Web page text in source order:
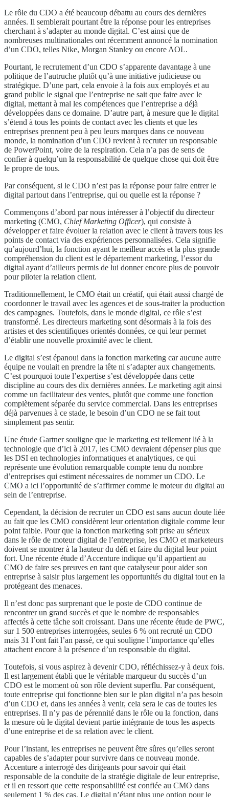
Le rôle du CDO a été beaucoup débattu au cours des dernières
années. Il semblerait pourtant être la réponse pour les entreprises
cherchant à s’adapter au monde digital. C’est ainsi que de
nombreuses multinationales ont récemment annoncé la nomination
d’un CDO, telles Nike, Morgan Stanley ou encore AOL.
Pourtant, le recrutement d’un CDO s’apparente davantage à une
politique de l’autruche plutôt qu’à une initiative judicieuse ou
stratégique. D’une part, cela envoie à la fois aux employés et au
grand public le signal que l’entreprise ne sait que faire avec le
digital, mettant à mal les compétences que l’entreprise a déjà
développées dans ce domaine. D’autre part, à mesure que le digital
s’étend à tous les points de contact avec les clients et que les
entreprises prennent peu à peu leurs marques dans ce nouveau
monde, la nomination d’un CDO revient à recruter un responsable
de PowerPoint, voire de la respiration. Cela n’a pas de sens de
confier à quelqu’un la responsabilité de quelque chose qui doit être
le propre de tous.
Par conséquent, si le CDO n’est pas la réponse pour faire entrer le
digital partout dans l’entreprise, qui ou quelle est la réponse ?
Commençons d’abord par nous intéresser à l’objectif du directeur
marketing (CMO, Chief Marketing Officer), qui consiste à
développer et faire évoluer la relation avec le client à travers tous les
points de contact via des expériences personnalisées. Cela signifie
qu’aujourd’hui, la fonction ayant le meilleur accès et la plus grande
compréhension du client est le département marketing, l’essor du
digital ayant d’ailleurs permis de lui donner encore plus de pouvoir
pour piloter la relation client.
Traditionnellement, le CMO était un créatif, qui était aussi chargé de
coordonner le travail avec les agences et de sous-traiter la production
des campagnes. Toutefois, dans le monde digital, ce rôle s’est
transformé. Les directeurs marketing sont désormais à la fois des
artistes et des scientifiques orientés données, ce qui leur permet
d’établir une nouvelle proximité avec le client.
Le digital s’est épanoui dans la fonction marketing car aucune autre
équipe ne voulait en prendre la tête ni s’adapter aux changements.
C’est pourquoi toute l’expertise s’est développée dans cette
discipline au cours des dix dernières années. Le marketing agit ainsi
comme un facilitateur des ventes, plutôt que comme une fonction
complètement séparée du service commercial. Dans les entreprises
déjà parvenues à ce stade, le besoin d’un CDO ne se fait tout
simplement pas sentir.
Une étude Gartner souligne que le marketing est tellement lié à la
technologie que d’ici à 2017, les CMO devraient dépenser plus que
les DSI en technologies informatiques et analytiques, ce qui
représente une évolution remarquable compte tenu du nombre
d’entreprises qui estiment nécessaires de nommer un CDO. Le
CMO a ici l’opportunité de s’affirmer comme le moteur du digital au
sein de l’entreprise.
Cependant, la décision de recruter un CDO est sans aucun doute liée
au fait que les CMO considèrent leur orientation digitale comme leur
point faible. Pour que la fonction marketing soit prise au sérieux
dans le rôle de moteur digital de l’entreprise, les CMO et marketeurs
doivent se montrer à la hauteur du défi et faire du digital leur point
fort. Une récente étude d’Accenture indique qu’il appartient au
CMO de faire ses preuves en tant que catalyseur pour aider son
entreprise à saisir plus largement les opportunités du digital tout en la
protégeant des menaces.
Il n’est donc pas surprenant que le poste de CDO continue de
rencontrer un grand succès et que le nombre de responsables
affectés à cette tâche soit croissant. Dans une récente étude de PWC,
sur 1 500 entreprises interrogées, seules 6 % ont recruté un CDO
mais 31 l’ont fait l’an passé, ce qui souligne l’importance qu’elles
attachent encore à la présence d’un responsable du digital.
Toutefois, si vous aspirez à devenir CDO, réfléchissez-y à deux fois.
Il est largement établi que le véritable marqueur du succès d’un
CDO est le moment où son rôle devient superflu. Par conséquent,
toute entreprise qui fonctionne bien sur le plan digital n’a pas besoin
d’un CDO et, dans les années à venir, cela sera le cas de toutes les
entreprises. Il n’y pas de pérennité dans le rôle ou la fonction, dans
la mesure où le digital devient partie intégrante de tous les aspects
d’une entreprise et de sa relation avec le client.
Pour l’instant, les entreprises ne peuvent être sûres qu’elles seront
capables de s’adapter pour survivre dans ce nouveau monde.
Accenture a interrogé des dirigeants pour savoir qui était
responsable de la conduite de la stratégie digitale de leur entreprise,
et il en ressort que cette responsabilité est confiée au CMO dans
seulement 1 % des cas. Le digital n’étant plus une option pour le